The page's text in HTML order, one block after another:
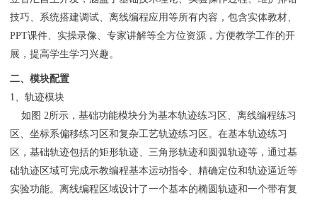
技巧、系统搭建调试、离线编程应用等所有内容，包含实体教材、
PPT课件、实操录像、专家讲解等全方位资源，方便教学工作的开
展，提高学生学习兴趣。
二、模块配置
1、轨迹模块
如图 2所示，基础功能模块分为基本轨迹练习区、离线编程练习
区、坐标系偏移练习区和复杂工艺轨迹练习区。在基本轨迹练习
区，基础轨迹包括的矩形轨迹、三角形轨迹和圆弧轨迹等，通过基
础轨迹区域可完成示教编程基本运动指令、精确定位和轨迹逼近等
实验功能。离线编程区域设计了一个基本的椭圆轨迹和一个带有复